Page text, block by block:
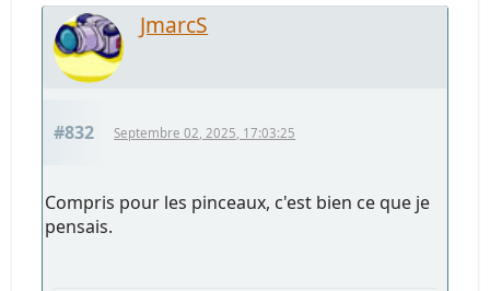
JmarcS
#832 Septembre 02, 2025, 17:03:25
Compris pour les pinceaux, c'est bien ce que je
pensais.